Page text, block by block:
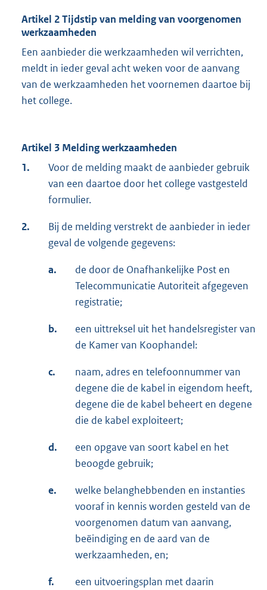
Artikel 2 Tijdstip van melding van voorgenomen
werkzaamheden
Een aanbieder die werkzaamheden wil verrichten,
meldt in ieder geval acht weken voor de aanvang
van de werkzaamheden het voornemen daartoe bij
het college.
Artikel 3 Melding werkzaamheden
1.
Voor de melding maakt de aanbieder gebruik
van een daartoe door het college vastgesteld
formulier.
2.
Bij de melding verstrekt de aanbieder in ieder
geval de volgende gegevens:
a.
de door de Onafhankelijke Post en
Telecommunicatie Autoriteit afgegeven
registratie;
b.
een uittreksel uit het handelsregister van
de Kamer van Koophandel:
c.
naam, adres en telefoonnummer van
degene die de kabel in eigendom heeft,
degene die de kabel beheert en degene
die de kabel exploiteert;
d.
een opgave van soort kabel en het
beoogde gebruik;
e.
welke belanghebbenden en instanties
vooraf in kennis worden gesteld van de
voorgenomen datum van aanvang,
beëindiging en de aard van de
werkzaamheden, en;
f.
een uitvoeringsplan met daarin